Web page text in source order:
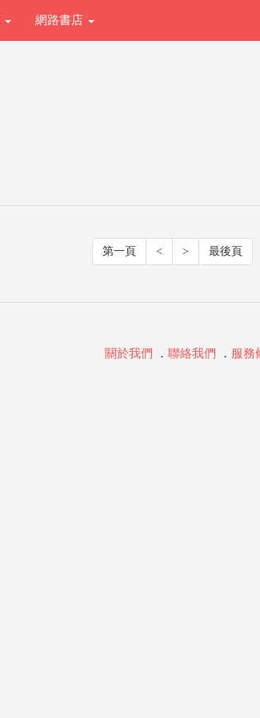
網路書店
第一頁 < > 最後頁
關於我們 ． 聯絡我們 ． 服務